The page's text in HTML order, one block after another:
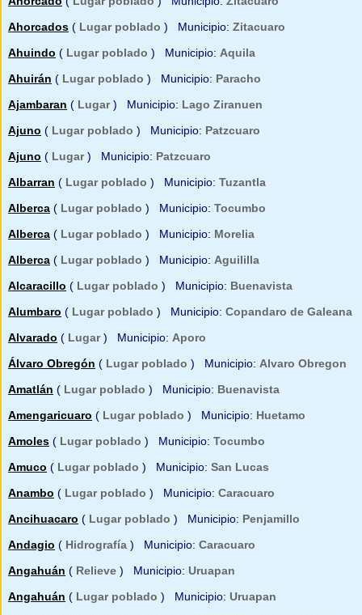
Ahorcados ( Lugar poblado ) Municipio: Zitacuaro
Ahuindo ( Lugar poblado ) Municipio: Aquila
Ahuirán ( Lugar poblado ) Municipio: Paracho
Ajambaran ( Lugar) Municipio: Lago Ziranuen
Ajuno ( Lugar poblado ) Municipio: Patzcuaro
Ajuno ( Lugar) Municipio: Patzcuaro
Albarran ( Lugar poblado ) Municipio: Tuzantla
Alberca ( Lugar poblado ) Municipio: Tocumbo
Alberca ( Lugar poblado ) Municipio: Morelia
Alberca ( Lugar poblado ) Municipio: Aguililla
Alcaracillo ( Lugar poblado ) Municipio: Buenavista
Alumbaro ( Lugar poblado ) Municipio: Copandaro de Galeana
Alvarado ( Lugar) Municipio: Aporo
Álvaro Obregón ( Lugar poblado ) Municipio: Alvaro Obregon
Amatlán ( Lugar poblado ) Municipio: Buenavista
Amengaricuaro ( Lugar poblado ) Municipio: Huetamo
Amoles ( Lugar poblado ) Municipio: Tocumbo
Amuco ( Lugar poblado ) Municipio: San Lucas
Anambo ( Lugar poblado ) Municipio: Caracuaro
Ancihuacaro ( Lugar poblado ) Municipio: Penjamillo
Andagio ( Hidrografía ) Municipio: Caracuaro
Angahuán ( Relieve ) Municipio: Uruapan
Angahuán ( Lugar poblado ) Municipio: Uruapan